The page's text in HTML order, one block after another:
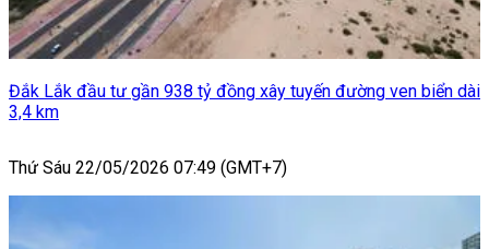
Đắk Lắk đầu tư gần 938 tỷ đồng xây tuyến đường ven biển dài
3,4 km
Thứ Sáu 22/05/2026 07:49 (GMT+7)